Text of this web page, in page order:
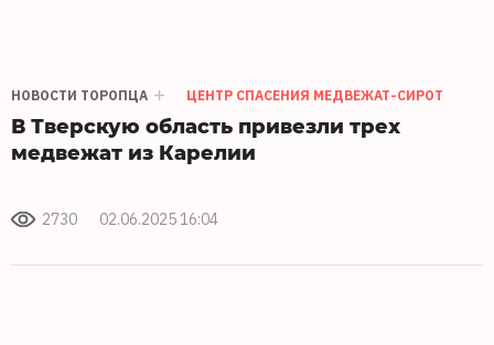
НОВОСТИ ТОРОПЦА ЦЕНТР СПАСЕНИЯ МЕДВЕЖАТ-СИРОТ
В Тверскую область привезли трех
медвежат из Карелии
2730 02.06.2025 16:04